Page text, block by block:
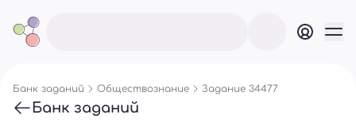
Банк заданий Обществознание Задание 34477
Банк заданий